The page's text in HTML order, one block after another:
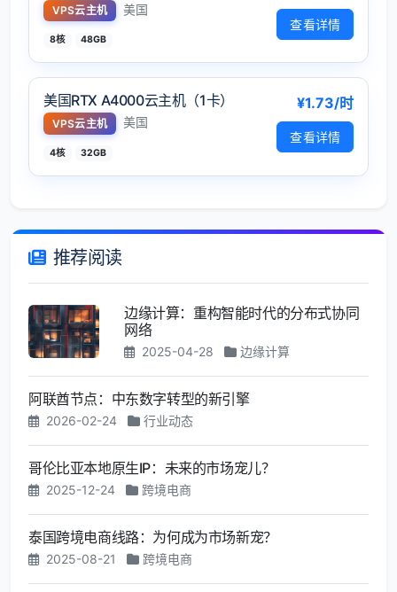
VPS云主机 美国
8核 48GB
查看详情
美国RTX A4000云主机（1卡）
VPS云主机 美国
4核 32GB
¥1.73/时
查看详情
推荐阅读
边缘计算：重构智能时代的分布式协同
网络
2025-04-28 边缘计算
阿联酋节点：中东数字转型的新引擎
2026-02-24 行业动态
哥伦比亚本地原生IP：未来的市场宠儿？
2025-12-24 跨境电商
泰国跨境电商线路：为何成为市场新宠？
2025-08-21 跨境电商